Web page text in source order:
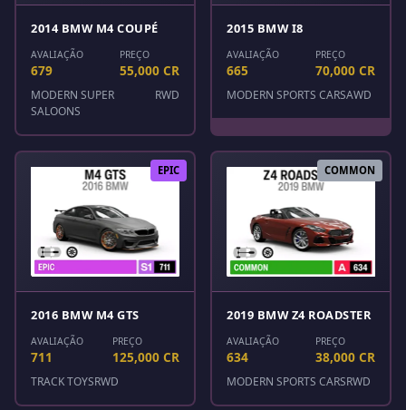
2014 BMW M4 COUPÉ
AVALIAÇÃO
679
PREÇO
55,000 CR
MODERN SUPER
SALOONS
RWD
2015 BMW I8
AVALIAÇÃO
665
PREÇO
70,000 CR
MODERN SPORTS CARSAWD
EPIC
2016 BMW M4 GTS
AVALIAÇÃO
711
PREÇO
125,000 CR
TRACK TOYSRWD
COMMON
2019 BMW Z4 ROADSTER
AVALIAÇÃO
634
PREÇO
38,000 CR
MODERN SPORTS CARSRWD